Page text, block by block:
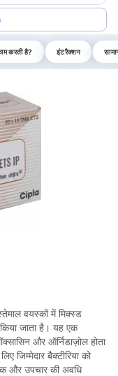
करती है? इंटरैक्शन
वयस्कों में मिक्स्ड
जाता है। यह एक
और ऑर्निडाज़ोल होता
जिम्मेदार बैक्टीरिया को
और उपचार की अवधि